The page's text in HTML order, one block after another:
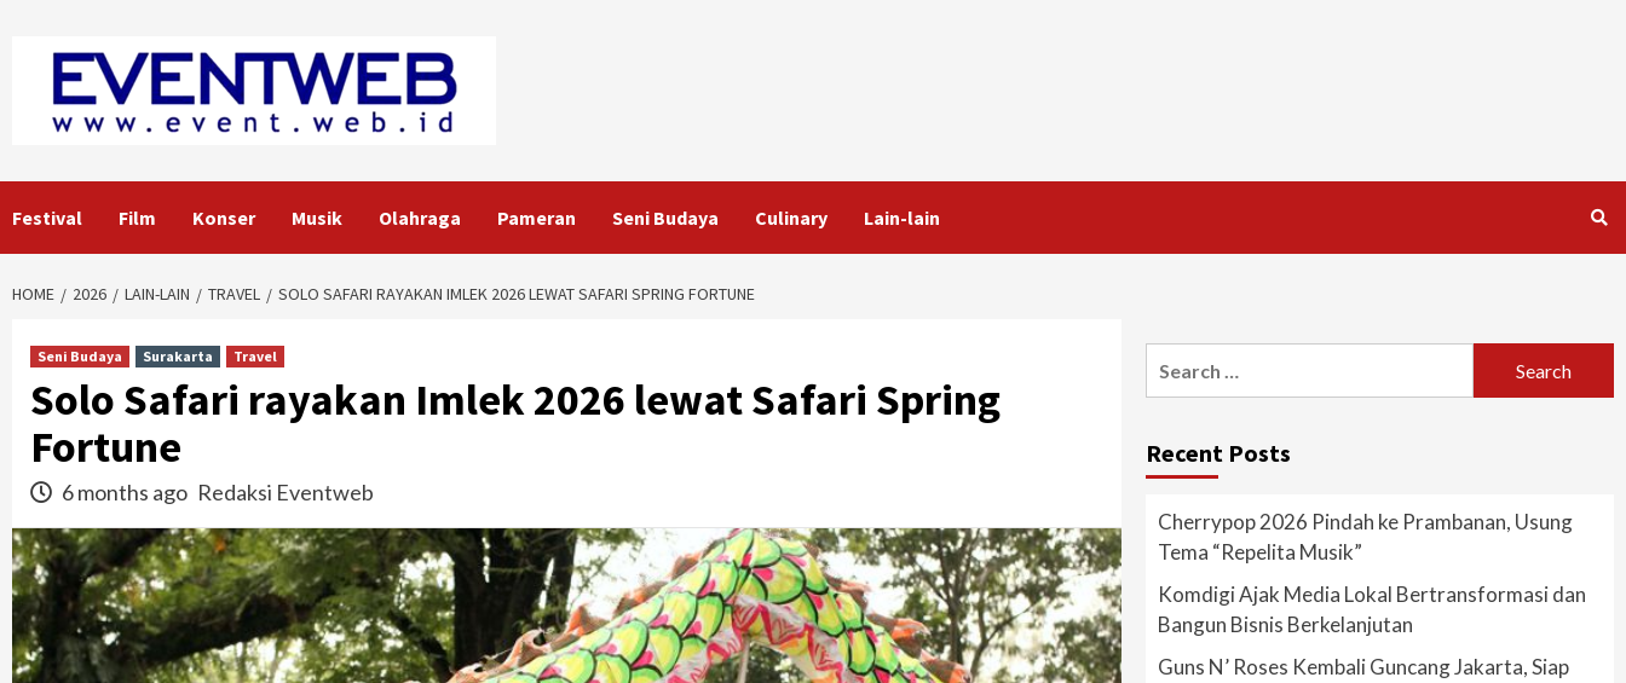
content
Festival Film Konser Musik Olahraga Pameran Seni Budaya Culinary Lain-lain
HOME 2026 LAIN-LAIN TRAVEL SOLO SAFARI RAYAKAN IMLEK 2026 LEWAT SAFARI SPRING FORTUNE
Seni Budaya Surakarta Travel
Solo Safari rayakan Imlek 2026 lewat Safari Spring
Fortune
6 months ago Redaksi Eventweb
for:
Recent Posts
Cherrypop 2026 Pindah ke Prambanan, Usung
Tema “Repelita Musik”
Komdigi Ajak Media Lokal Bertransformasi dan
Bangun Bisnis Berkelanjutan
Guns N’ Roses Kembali Guncang Jakarta, Siap